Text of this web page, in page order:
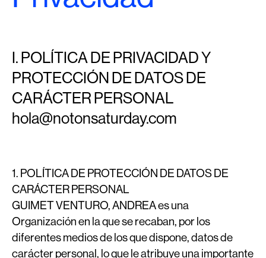
I. POLÍTICA DE PRIVACIDAD Y
PROTECCIÓN DE DATOS DE
CARÁCTER PERSONAL
hola@notonsaturday.com
1. POLÍTICA DE PROTECCIÓN DE DATOS DE
CARÁCTER PERSONAL
GUIMET VENTURO, ANDREA es una
Organización en la que se recaban, por los
diferentes medios de los que dispone, datos de
carácter personal, lo que le atribuye una importante